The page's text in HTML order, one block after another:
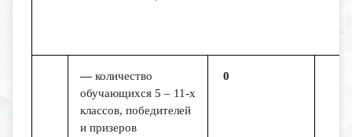
—количество
обучающихся 5 – 11-х
классов, победителей
и призеров
0